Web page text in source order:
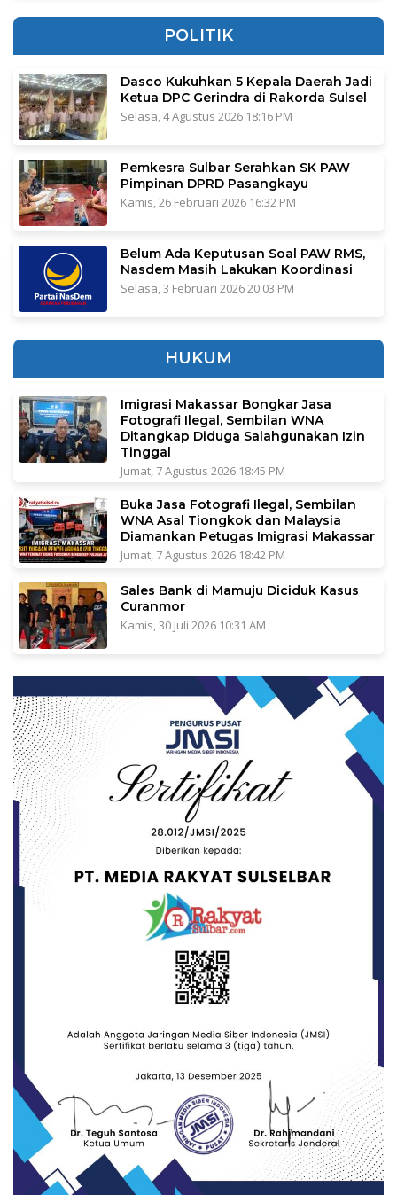
POLITIK
Dasco Kukuhkan 5 Kepala Daerah Jadi
Ketua DPC Gerindra di Rakorda Sulsel
Selasa, 4 Agustus 2026 18:16 PM
Pemkesra Sulbar Serahkan SK PAW
Pimpinan DPRD Pasangkayu
Kamis, 26 Februari 2026 16:32 PM
Belum Ada Keputusan Soal PAW RMS,
Nasdem Masih Lakukan Koordinasi
Selasa, 3 Februari 2026 20:03 PM
HUKUM
Imigrasi Makassar Bongkar Jasa
Fotografi Ilegal, Sembilan WNA
Ditangkap Diduga Salahgunakan Izin
Tinggal
Jumat, 7 Agustus 2026 18:45 PM
Buka Jasa Fotografi Ilegal, Sembilan
WNA Asal Tiongkok dan Malaysia
Diamankan Petugas Imigrasi Makassar
Jumat, 7 Agustus 2026 18:42 PM
Sales Bank di Mamuju Diciduk Kasus
Curanmor
Kamis, 30 Juli 2026 10:31 AM